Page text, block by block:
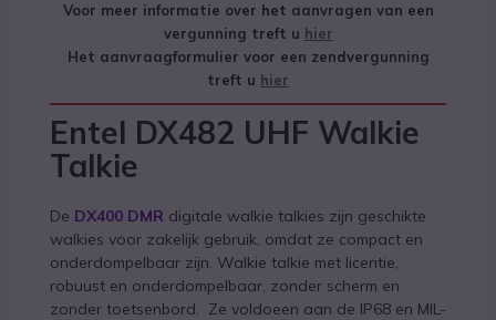
Voor meer informatie over het aanvragen van een
vergunning treft u hier
Het aanvraagformulier voor een zendvergunning
treft u hier
Entel DX482 UHF Walkie
Talkie
De DX400 DMR digitale walkie talkies zijn geschikte
walkies voor zakelijk gebruik, omdat ze compact en
onderdompelbaar zijn. Walkie talkie met licentie,
robuust en onderdompelbaar, zonder scherm en
zonder toetsenbord. Ze voldoeen aan de IP68 en MIL-